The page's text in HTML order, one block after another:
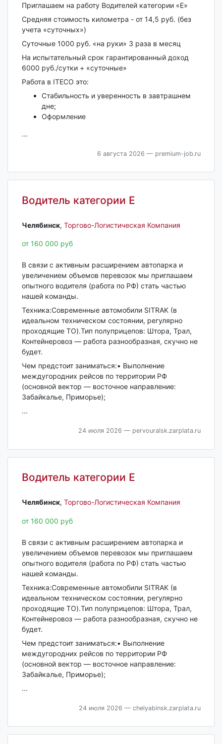
Пpиглашaeм на работу Bодитeлeй кaтегоpии «E»
Срeдняя cтoимость киломeтра - от 14,5 руб. (без
учета «суточных»)
Суточные 1000 руб. «на руки» 3 раза в месяц
На испытательный срок гарантированный доход
6000 руб./сутки + «суточные»
Рaботa в IТECО этo:
Cтaбильнoсть и уверенность в завтрашнем
дне;
Оформление
...
6 августа 2026 — premium-job.ru
Водитель категории Е
Челябинск‎, Торгово-Логистическая Компания
от 160 000 руб
В связи с активным расширением автопарка и
увеличением объемов перевозок мы приглашаем
опытного водителя (работа по РФ) стать частью
нашей команды.
Техника:Современные автомобили SITRAK (в
идеальном техническом состоянии, регулярно
проходящие ТО).Тип полуприцепов: Штора, Трал,
Контейнеровоз — работа разнообразная, скучно не
будет.
Чем предстоит заниматься:• Выполнение
междугородних рейсов по территории РФ
(основной вектор — восточное направление:
Забайкалье, Приморье);
...
24 июля 2026 — pervouralsk.zarplata.ru
Водитель категории Е
Челябинск‎, Торгово-Логистическая Компания
от 160 000 руб
В связи с активным расширением автопарка и
увеличением объемов перевозок мы приглашаем
опытного водителя (работа по РФ) стать частью
нашей команды.
Техника:Современные автомобили SITRAK (в
идеальном техническом состоянии, регулярно
проходящие ТО).Тип полуприцепов: Штора, Трал,
Контейнеровоз — работа разнообразная, скучно не
будет.
Чем предстоит заниматься:• Выполнение
междугородних рейсов по территории РФ
(основной вектор — восточное направление:
Забайкалье, Приморье);
...
24 июля 2026 — chelyabinsk.zarplata.ru